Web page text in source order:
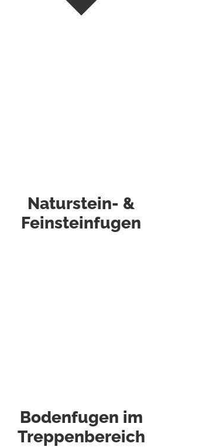
Naturstein- &
Feinsteinfugen
Bodenfugen im
Treppenbereich